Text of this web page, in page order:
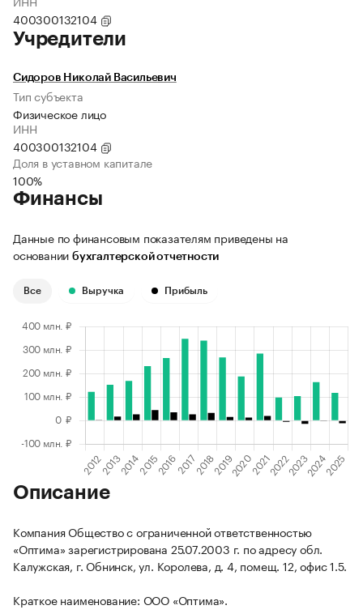
400300132104
Учредители
Сидоров Николай Васильевич
Тип субъекта
Физическое лицо
ИНН
400300132104
Доля в уставном капитале
100%
Финансы
Данные по финансовым показателям приведены на
основании бухгалтерской отчетности
Все Выручка Прибыль
Описание
Компания Общество с ограниченной ответственностью
«Оптима» зарегистрирована 25.07.2003 г. по адресу обл.
Калужская, г. Обнинск, ул. Королева, д. 4, помещ. 12, офис 1.5.
Краткое наименование: ООО «Оптима».